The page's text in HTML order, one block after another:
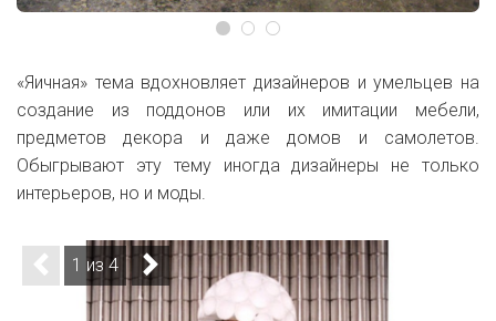
«Яичная» тема вдохновляет дизайнеров и умельцев на
создание из поддонов или их имитации мебели,
предметов декора и даже домов и самолетов.
Обыгрывают эту тему иногда дизайнеры не только
интерьеров, но и моды.
1 из 4